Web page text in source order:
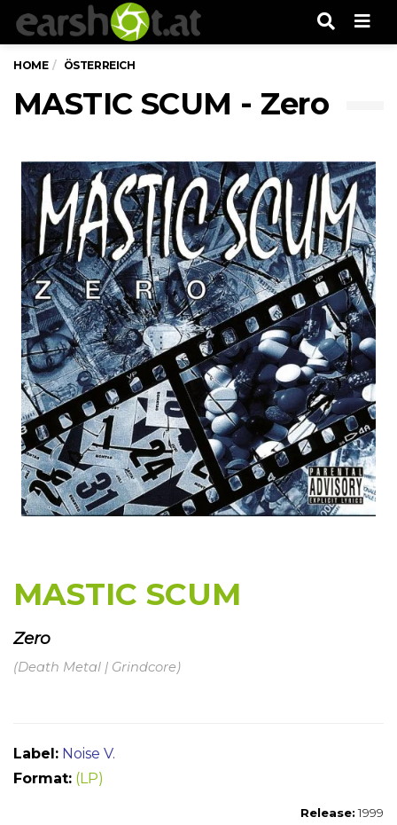
HOME ÖSTERREICH
MASTIC SCUM - Zero
MASTIC SCUM
Zero
(Death Metal | Grindcore)
Label: Noise V.
Format: (LP)
Release:1999